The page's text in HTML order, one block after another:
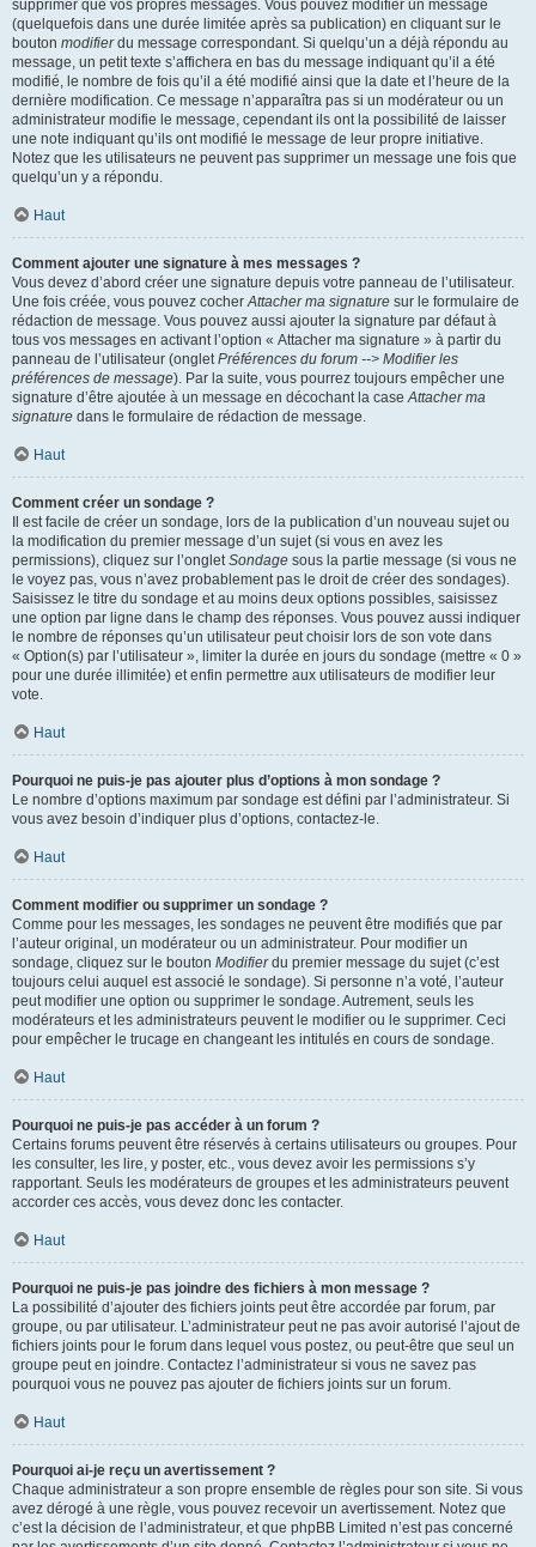
supprimer que vos propres messages. Vous pouvez modifier un message
(quelquefois dans une durée limitée après sa publication) en cliquant sur le
bouton modifierdu message correspondant. Si quelqu’un a déjà répondu au
message, un petit texte s’affichera en bas du message indiquant qu’il a été
modifié, le nombre de fois qu’il a été modifié ainsi que la date et l’heure de la
dernière modification. Ce message n’apparaîtra pas si un modérateur ou un
administrateur modifie le message, cependant ils ont la possibilité de laisser
une note indiquant qu’ils ont modifié le message de leur propre initiative.
Notez que les utilisateurs ne peuvent pas supprimer un message une fois que
quelqu’un y a répondu.
Haut
Comment ajouter une signature à mes messages ?
Vous devez d’abord créer une signature depuis votre panneau de l’utilisateur.
Une fois créée, vous pouvez cocherAttacher ma signature sur le formulaire de
rédaction de message. Vous pouvez aussi ajouter la signature par défaut à
tous vos messages en activant l’option « Attacher ma signature » à partir du
panneau de l’utilisateur (ongletPréférences du forum --> Modifier les
préférences de message). Par la suite, vous pourrez toujours empêcher une
signature d’être ajoutée à un message en décochant la caseAttacher ma
signature dans le formulaire de rédaction de message.
Haut
Comment créer un sondage ?
Il est facile de créer un sondage, lors de la publication d’un nouveau sujet ou
la modification du premier message d’un sujet (si vous en avez les
permissions), cliquez sur l’ongletSondage sous la partie message (si vous ne
le voyez pas, vous n’avez probablement pas le droit de créer des sondages).
Saisissez le titre du sondage et au moins deux options possibles, saisissez
une option par ligne dans le champ des réponses. Vous pouvez aussi indiquer
le nombre de réponses qu’un utilisateur peut choisir lors de son vote dans
« Option(s) par l’utilisateur », limiter la durée en jours du sondage (mettre « 0 »
pour une durée illimitée) et enfin permettre aux utilisateurs de modifier leur
vote.
Haut
Pourquoi ne puis-je pas ajouter plus d’options à mon sondage ?
Le nombre d’options maximum par sondage est défini par l’administrateur. Si
vous avez besoin d’indiquer plus d’options, contactez-le.
Haut
Comment modifier ou supprimer un sondage ?
Comme pour les messages, les sondages ne peuvent être modifiés que par
l’auteur original, un modérateur ou un administrateur. Pour modifier un
sondage, cliquez sur le bouton Modifierdu premier message du sujet (c’est
toujours celui auquel est associé le sondage). Si personne n’a voté, l’auteur
peut modifier une option ou supprimer le sondage. Autrement, seuls les
modérateurs et les administrateurs peuvent le modifier ou le supprimer. Ceci
pour empêcher le trucage en changeant les intitulés en cours de sondage.
Haut
Pourquoi ne puis-je pas accéder à un forum ?
Certains forums peuvent être réservés à certains utilisateurs ou groupes. Pour
les consulter, les lire, y poster, etc., vous devez avoir les permissions s’y
rapportant. Seuls les modérateurs de groupes et les administrateurs peuvent
accorder ces accès, vous devez donc les contacter.
Haut
Pourquoi ne puis-je pas joindre des fichiers à mon message ?
La possibilité d’ajouter des fichiers joints peut être accordée par forum, par
groupe, ou par utilisateur. L’administrateur peut ne pas avoir autorisé l’ajout de
fichiers joints pour le forum dans lequel vous postez, ou peut-être que seul un
groupe peut en joindre. Contactez l’administrateur si vous ne savez pas
pourquoi vous ne pouvez pas ajouter de fichiers joints sur un forum.
Haut
Pourquoi ai-je reçu un avertissement ?
Chaque administrateur a son propre ensemble de règles pour son site. Si vous
avez dérogé à une règle, vous pouvez recevoir un avertissement. Notez que
c’est la décision de l’administrateur, et que phpBB Limited n’est pas concerné